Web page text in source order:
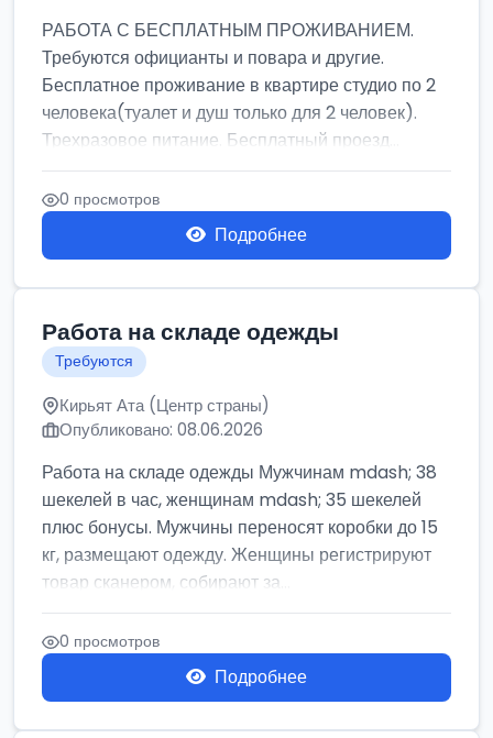
РАБОТА С БЕСПЛАТНЫМ ПРОЖИВАНИЕМ.
Требуются официанты и повара и другие.
Бесплатное проживание в квартире студио по 2
человека(туалет и душ только для 2 человек).
Трехразовое питание. Бесплатный проезд...
0 просмотров
Подробнее
Работа на складе одежды
Требуются
Кирьят Ата (Центр страны)
Опубликовано: 08.06.2026
Работа на складе одежды Мужчинам mdash; 38
шекелей в час, женщинам mdash; 35 шекелей
плюс бонусы. Мужчины переносят коробки до 15
кг, размещают одежду. Женщины регистрируют
товар сканером, собирают за...
0 просмотров
Подробнее